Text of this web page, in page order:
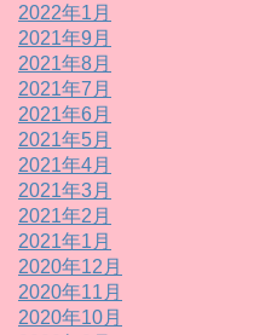
2022年1月
2021年9月
2021年8月
2021年7月
2021年6月
2021年5月
2021年4月
2021年3月
2021年2月
2021年1月
2020年12月
2020年11月
2020年10月